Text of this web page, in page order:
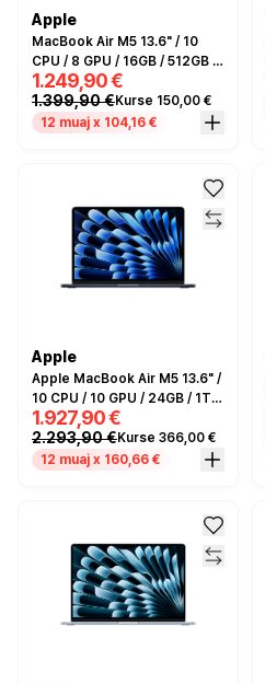
Apple
MacBook Air M5 13.6" / 10
CPU / 8 GPU / 16GB / 512GB -
Sky Blue
1.249,90 €
1.399,90 €Kurse 150,00 €
12 muaj x 104,16 €
Apple
Apple MacBook Air M5 13.6" /
10 CPU / 10 GPU / 24GB / 1TB
- Midnight
1.927,90 €
2.293,90 €Kurse 366,00 €
12 muaj x 160,66 €